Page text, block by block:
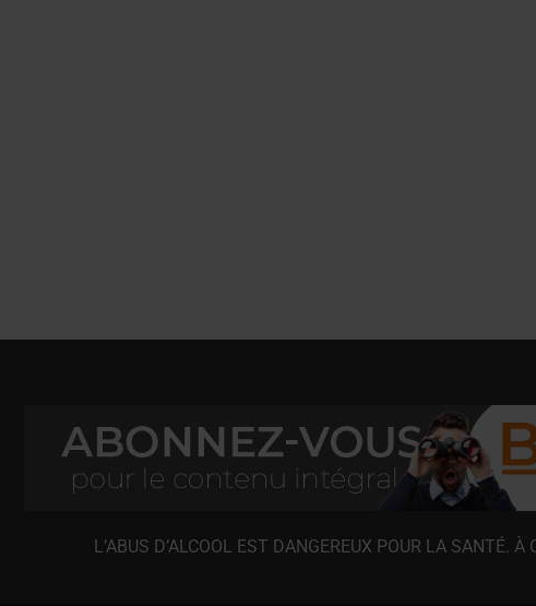
L’ABUS D’ALCOOL EST DANGEREUX POUR LA SANTÉ.